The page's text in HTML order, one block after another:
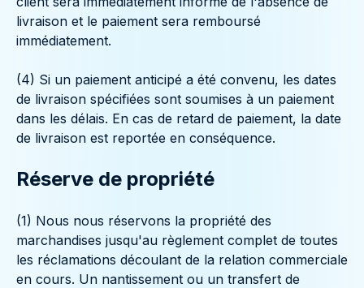
livraison et le paiement sera remboursé
immédiatement.
(4) Si un paiement anticipé a été convenu, les dates
de livraison spécifiées sont soumises à un paiement
dans les délais. En cas de retard de paiement, la date
de livraison est reportée en conséquence.
Réserve de propriété
(1) Nous nous réservons la propriété des
marchandises jusqu'au règlement complet de toutes
les réclamations découlant de la relation commerciale
en cours. Un nantissement ou un transfert de